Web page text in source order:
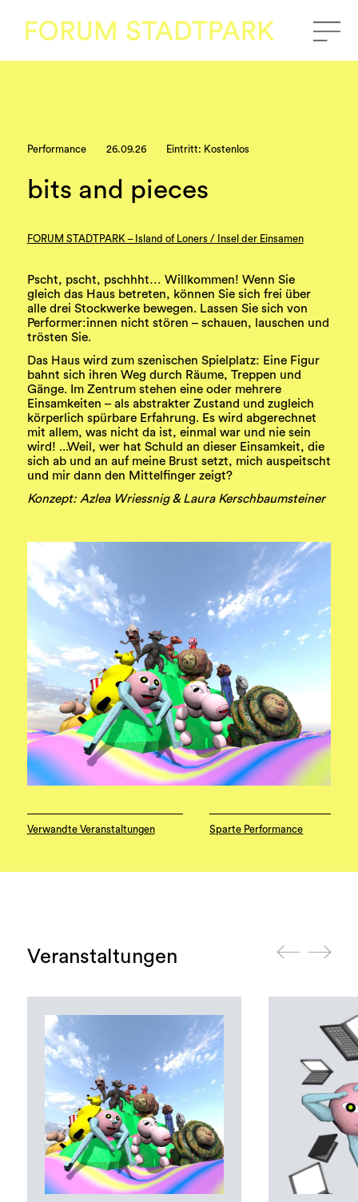
Performance 26.09.26 Eintritt: Kostenlos
bits and pieces
FORUM STADTPARK – Island of Loners / Insel der Einsamen
Pscht, pscht, pschhht… Willkommen! Wenn Sie
gleich das Haus betreten, können Sie sich frei über
alle drei Stockwerke bewegen. Lassen Sie sich von
Performer:innen nicht stören – schauen, lauschen und
trösten Sie.
Das Haus wird zum szenischen Spielplatz: Eine Figur
bahnt sich ihren Weg durch Räume, Treppen und
Gänge. Im Zentrum stehen eine oder mehrere
Einsamkeiten – als abstrakter Zustand und zugleich
körperlich spürbare Erfahrung. Es wird abgerechnet
mit allem, was nicht da ist, einmal war und nie sein
wird! ...Weil, wer hat Schuld an dieser Einsamkeit, die
sich ab und an auf meine Brust setzt, mich auspeitscht
und mir dann den Mittelfinger zeigt?
Konzept: Azlea Wriessnig & Laura Kerschbaumsteiner
Verwandte Veranstaltungen Sparte Performance
Veranstaltungen